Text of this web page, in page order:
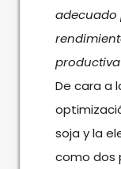
adecuado
De cara a
soja y la
como dos